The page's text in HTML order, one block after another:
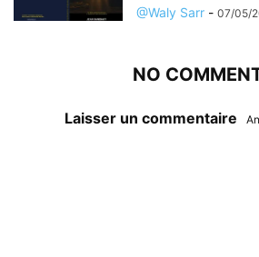
@Waly Sarr - 07/05/
NO
Laisser un commentaire